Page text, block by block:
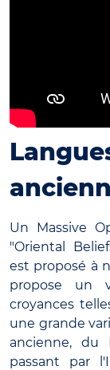
Un Massive
"Oriental
est proposé à
propose un
croyances
une grande
ancienne, du
passant par